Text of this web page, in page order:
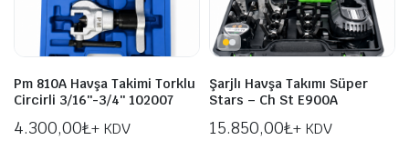
Pm 810A Havşa Takimi Torklu
Circirli 3/16″-3/4″ 102007
4.300,00₺+ KDV
Şarjlı Havşa Takımı Süper
Stars – Ch St E900A
15.850,00₺+ KDV